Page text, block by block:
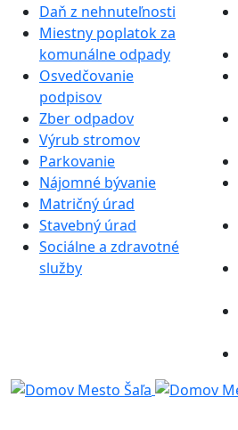
Daň z nehnuteľnosti
Miestny poplatok za
komunálne odpady
Osvedčovanie
podpisov
Zber odpadov
Výrub stromov
Parkovanie
Nájomné bývanie
Matričný úrad
Stavebný úrad
Sociálne a zdravotné
služby